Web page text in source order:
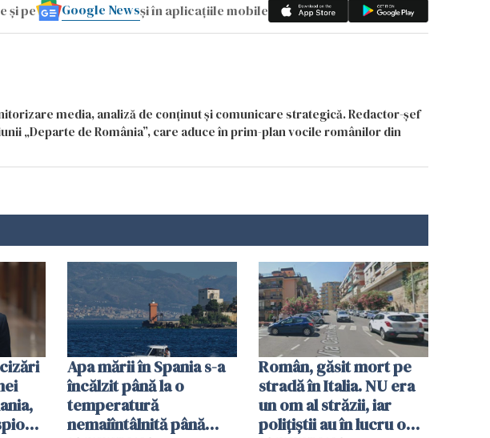
și pe Google Newsși în aplicațiile mobile
media, analiză de conținut și comunicare strategică. Redactor-șef
„Departe de România”, care aduce în prim-plan vocile românilor din
Apa mării în Spania s-a
încălzit până la o
temperatură
nemaiîntâlnită până
Român, găsit mort pe
stradă în Italia. NU era
un om al străzii, iar
polițiștii au în lucru o